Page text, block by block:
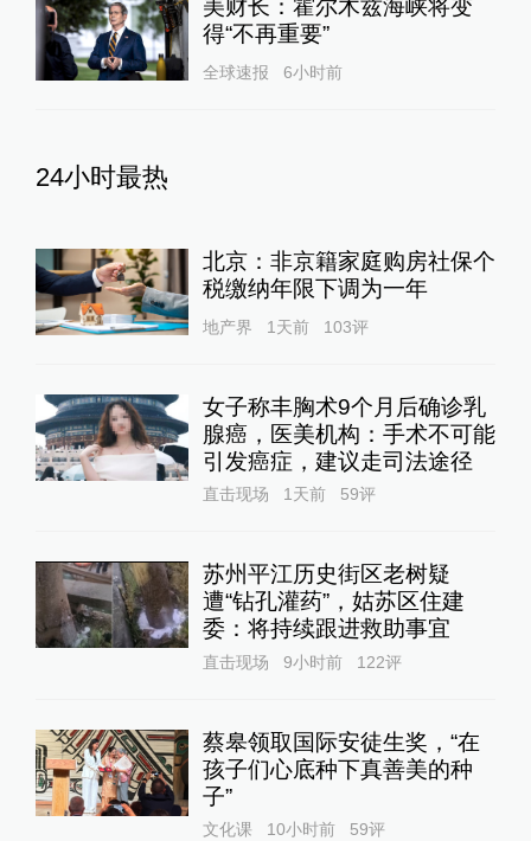
美财长：霍尔木兹海峡将变
得“不再重要”
全球速报 6小时前
24小时最热
北京：非京籍家庭购房社保个
税缴纳年限下调为一年
地产界 1天前 103评
女子称丰胸术9个月后确诊乳
腺癌，医美机构：手术不可能
引发癌症，建议走司法途径
直击现场 1天前 59评
苏州平江历史街区老树疑
遭“钻孔灌药”，姑苏区住建
委：将持续跟进救助事宜
直击现场 9小时前 122评
蔡皋领取国际安徒生奖，“在
孩子们心底种下真善美的种
子”
文化课 10小时前 59评